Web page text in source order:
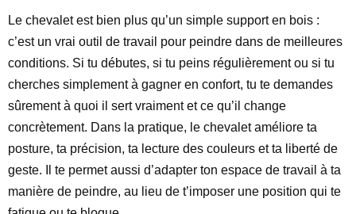
Le chevalet est bien plus qu’un simple support en bois :
c’est un vrai outil de travail pour peindre dans de meilleures
conditions. Si tu débutes, si tu peins régulièrement ou si tu
cherches simplement à gagner en confort, tu te demandes
sûrement à quoi il sert vraiment et ce qu’il change
concrètement. Dans la pratique, le chevalet améliore ta
posture, ta précision, ta lecture des couleurs et ta liberté de
geste. Il te permet aussi d’adapter ton espace de travail à ta
manière de peindre, au lieu de t’imposer une position qui te